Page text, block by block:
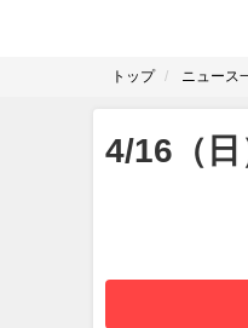
トップ ニュース
4/16（